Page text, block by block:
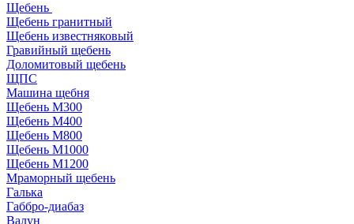
Щебень
Щебень гранитный
Щебень известняковый
Гравийный щебень
Доломитовый щебень
ЩПС
Машина щебня
Щебень М300
Щебень М400
Щебень М800
Щебень М1000
Щебень М1200
Мраморный щебень
Галька
Габбро-диабаз
Валун